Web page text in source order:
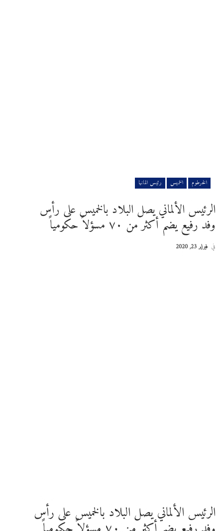
الخرطوم الخميس رئيس المانيا
الرئيس الألماني يصل البلاد بالخميس على رأس
وفد رفيع يضم أكثر من ٧٠ مسؤلاً حكومياً
في فبراير 23, 2020
الرئيس الألماني يصل البلاد بالخميس على رأس